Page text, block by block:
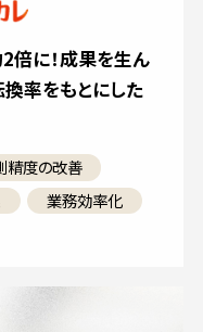
倍に！成果を生ん
率をもとにした
精度の改善
業務効率化